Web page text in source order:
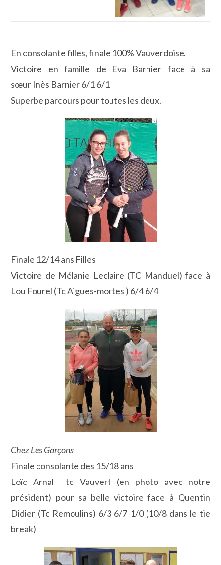
En consolante filles, finale 100% Vauverdoise.
Victoire en famille de Eva Barnier face à sa
sœur Inès Barnier 6/1 6/1
Superbe parcours pour toutes les deux.
Finale 12/14 ans Filles
Victoire de Mélanie Leclaire (TC Manduel) face à
Lou Fourel (Tc Aigues-mortes ) 6/4 6/4
Chez Les Garçons
Finale consolante des 15/18 ans
Loïc Arnal tc Vauvert (en photo avec notre
président) pour sa belle victoire face à Quentin
Didier (Tc Remoulins) 6/3 6/7 1/0 (10/8 dans le tie
break)